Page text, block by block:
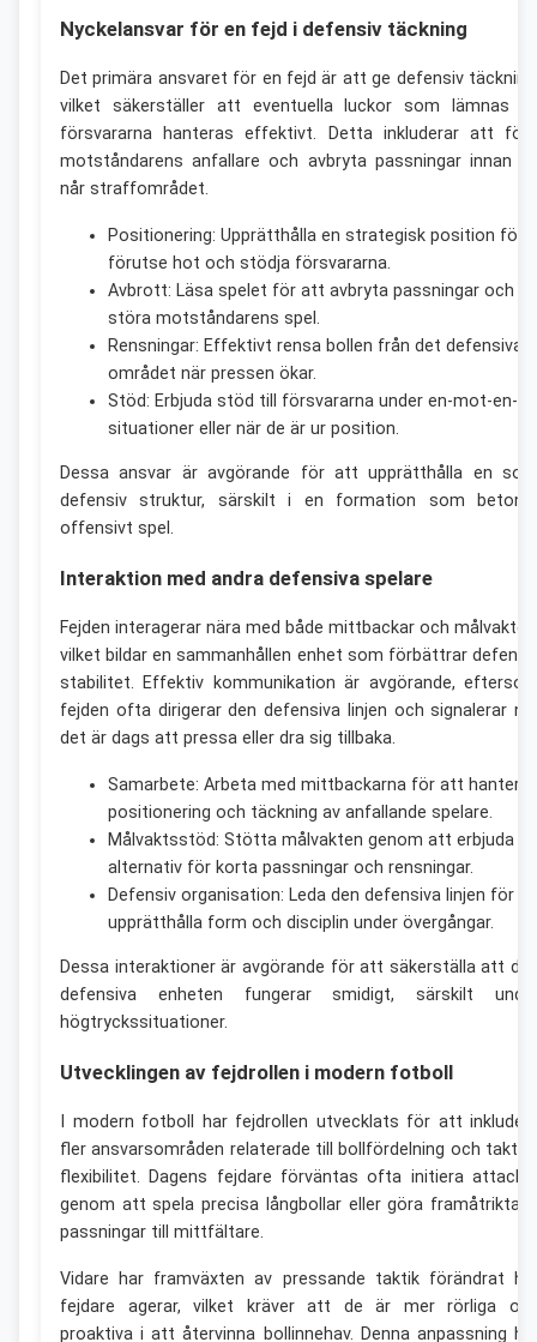
Nyckelansvar för en fejd i defensiv täckning
Det primära ansvaret för en fejd är att ge defensiv
vilket säkerställer att eventuella luckor som lämnas
försvararna hanteras effektivt. Detta inkluderar att
motståndarens anfallare och avbryta passningar innan
når straffområdet.
Positionering: Upprätthålla en strategisk position för
förutse hot och stödja försvararna.
Avbrott: Läsa spelet för att avbryta passningar och
störa motståndarens spel.
Rensningar: Effektivt rensa bollen från det defensiva
området när pressen ökar.
Stöd: Erbjuda stöd till försvararna under en-mot-en-
situationer eller när de är ur position.
Dessa ansvar är avgörande för att upprätthålla en
defensiv struktur, särskilt i en formation som
offensivt spel.
Interaktion med andra defensiva spelare
Fejden interagerar nära med både mittbackar och
vilket bildar en sammanhållen enhet som förbättrar
stabilitet. Effektiv kommunikation är avgörande,
fejden ofta dirigerar den defensiva linjen och signalerar
det är dags att pressa eller dra sig tillbaka.
Samarbete: Arbeta med mittbackarna för att hantera
positionering och täckning av anfallande spelare.
Målvaktsstöd: Stötta målvakten genom att erbjuda
alternativ för korta passningar och rensningar.
Defensiv organisation: Leda den defensiva linjen för
upprätthålla form och disciplin under övergångar.
Dessa interaktioner är avgörande för att säkerställa att
defensiva enheten fungerar smidigt, särskilt
högtryckssituationer.
Utvecklingen av fejdrollen i modern fotboll
I modern fotboll har fejdrollen utvecklats för att
fler ansvarsområden relaterade till bollfördelning och
flexibilitet. Dagens fejdare förväntas ofta initiera
genom att spela precisa långbollar eller göra
passningar till mittfältare.
Vidare har framväxten av pressande taktik förändrat
fejdare agerar, vilket kräver att de är mer rörliga
proaktiva i att återvinna bollinnehav. Denna anpassning